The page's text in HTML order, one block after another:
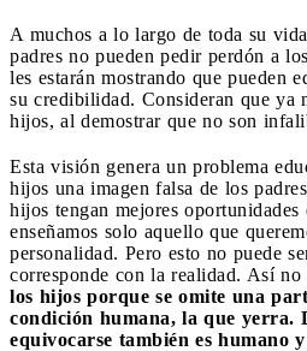
A muchos a lo largo de toda su
padres no pueden pedir perdón a
les estarán mostrando que pueden
su credibilidad. Consideran que ya
hijos, al demostrar que no son
Esta visión genera un problema
hijos una imagen falsa de los
hijos tengan mejores oportunidades
enseñamos solo aquello que
personalidad. Pero esto no puede
corresponde con la realidad. Así no
los hijos porque se omite una
condición humana, la que yerra.
equivocarse también es humano